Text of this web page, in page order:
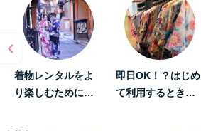
着物レンタルをよ
り楽しむために…
即日OK！？はじめ
て利用するとき…